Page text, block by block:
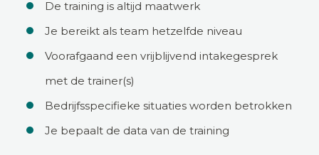
De training is altijd maatwerk
Je bereikt als team hetzelfde niveau
Voorafgaand een vrijblijvend intakegesprek
met de trainer(s)
Bedrijfsspecifieke situaties worden betrokken
Je bepaalt de data van de training